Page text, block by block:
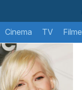
Cinema TV Filme